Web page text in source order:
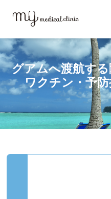
航する際に推奨されているワクチン
グアムへ渡航す
ワクチン・予